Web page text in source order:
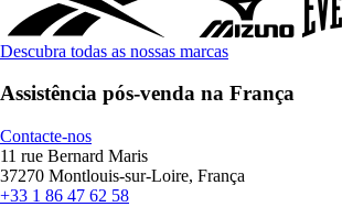
Descubra todas as nossas marcas
Assistência pós-venda na França
Contacte-nos
11 rue Bernard Maris
37270 Montlouis-sur-Loire, França
+33 1 86 47 62 58